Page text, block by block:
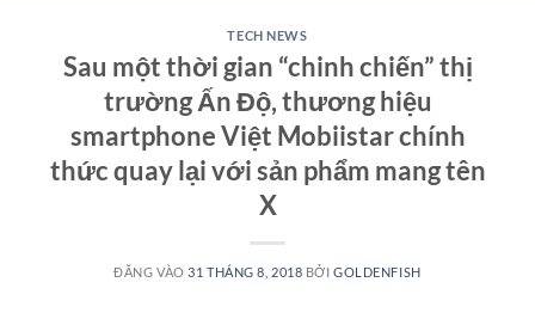
TECH NEWS
Sau một thời gian “chinh chiến” thị
trường Ấn Độ, thương hiệu
smartphone Việt Mobiistar chính
thức quay lại với sản phẩm mang tên
X
ĐĂNG VÀO31 THÁNG 8, 2018 BỞIGOLDENFISH